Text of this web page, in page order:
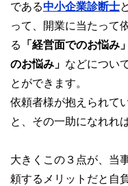
である中小企業診断士
って、開業に当たって
る
「経営面でのお悩み
のお悩み」 などについ
とができます。
依頼者様が抱えられて
と、その一助になれれ
大きくこの３点が、当
頼するメリットだと自